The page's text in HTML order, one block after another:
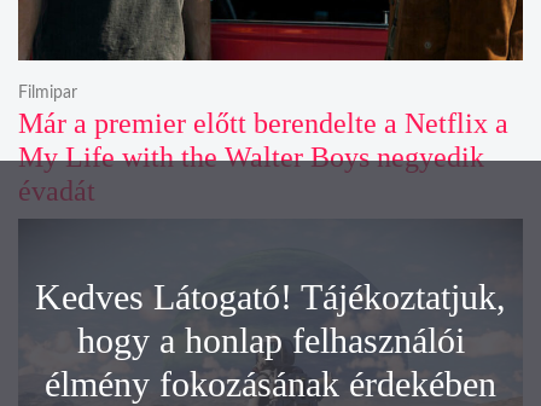
Már a premier előtt berendelte a Netflix a
My Life with the Walter Boys negyedik
évadát
Filmipar
Kedves Látogató! Tájékoztatjuk,
hogy a honlap felhasználói
élmény fokozásának érdekében